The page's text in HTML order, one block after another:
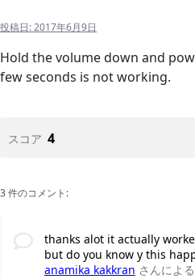
投稿日:2017年6月9日
Hold the volume down and
few seconds is not working.
スコア 4
3 件のコメント:
thanks alot it actually
but do you know y this
anamika kakkran さんによる